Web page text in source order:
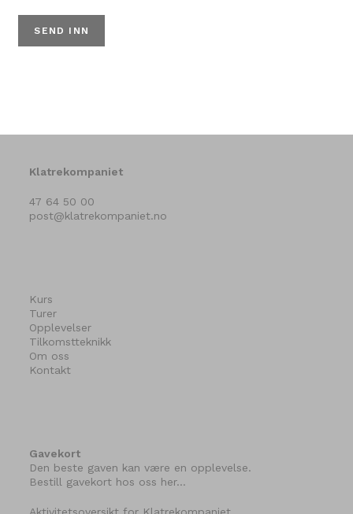
Klatrekompaniet
47 64 50 00
post@klatrekompaniet.no
Kurs
Turer
Opplevelser
Tilkomstteknikk
Om oss
Kontakt
Gavekort
Den beste gaven kan være en opplevelse.
Bestill gavekort hos oss her…